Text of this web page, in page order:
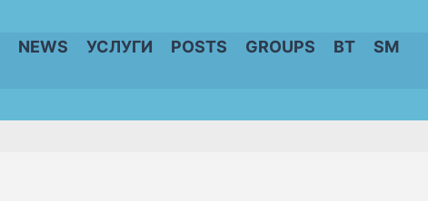
NEWS УСЛУГИ POSTS GROUPS BT
SM